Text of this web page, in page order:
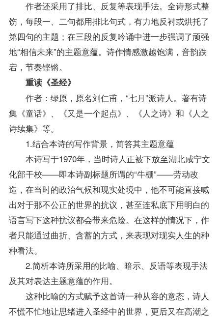
作者还采用了排比、反复等表现手法。全诗形式整
饬，每段一、二句都用排比句式，有力地反衬或烘托了
第四句的主题；在三段的反复吟诵中进一步强调了顽强
地“相信未来”的主题意蕴。诗作情感激越饱满，音韵跌
宕，节奏铿锵。
重读《圣经》
作者：绿原，原名刘仁甫，“七月”派诗人。著有诗
集《童话》、《又是一个起点》、《人之诗》和《人之
诗续集》等。
1.结合本诗的写作背景，简答其主题意蕴
本诗写于1970年，当时诗人正被下放至湖北咸宁文
化部干校——即本诗副标题所谓的“牛棚”——劳动改
造，在当时的政治气候和现实处境中，他不可能直接喊
出对于那不公正的世界的抗议，甚至连私底下用明白的
语言写下这种抗议都会带来危险。在这样的情况下，作
者只能通过曲折、含蓄的方式，来表现对现实人生的种
种看法。
2.简析本诗所采用的比喻、暗示、反语等表现手法
及其对表达主题意蕴的作用。
这种比喻的方式赋予这首诗一种从容的意态，诗人
不慌不忙地让思绪进入圣经中的世界，更后又在高潮之